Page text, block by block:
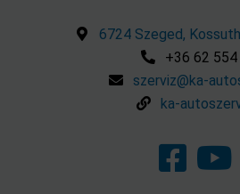
6724 Szeged,
+36 62 554
szerviz@ka-
ka-